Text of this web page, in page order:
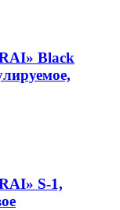
Black
S-1,